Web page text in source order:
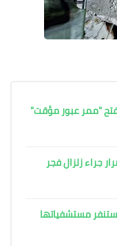
"ممر عبور مؤقت"
جراء زلزال فجر
مستشفياتها